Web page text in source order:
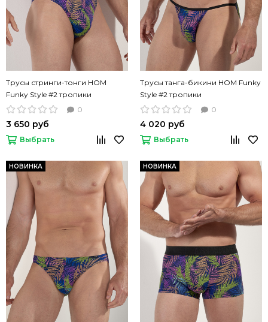
Трусы стринги-тонги HOM
Funky Style #2 тропики
0
3 650 руб
Выбрать
Трусы танга-бикини HOM Funky
Style #2 тропики
0
4 020 руб
Выбрать
НОВИНКА НОВИНКА